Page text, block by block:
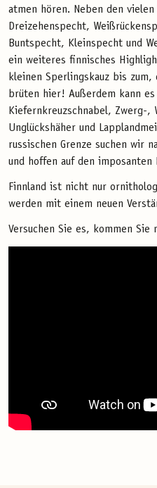
atmen hören. Neben den
Dreizehenspecht,
Buntspecht, Kleinspecht und
ein weiteres finnisches
kleinen Sperlingskauz bis zum,
brüten hier! Außerdem kann
Kiefernkreuzschnabel, Zwerg-,
Unglückshäher und
russischen Grenze suchen wir
und hoffen auf den imposanten
Finnland ist nicht nur
werden mit einem neuen
Versuchen Sie es, kommen Sie